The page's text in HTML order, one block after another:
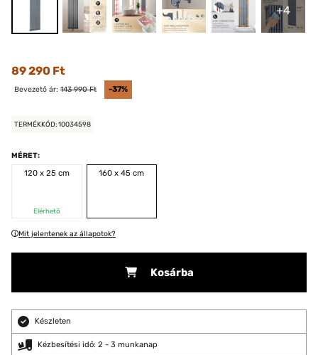
+4
89 290 Ft
Bevezető ár: 143 990 Ft -37%
TERMÉKKÓD: 10034598
MÉRET:
120 x 25 cm
Elérhető
160 x 45 cm
Mit jelentenek az állapotok?
Kosárba
Készleten
Kézbesítési idő: 2 - 3 munkanap